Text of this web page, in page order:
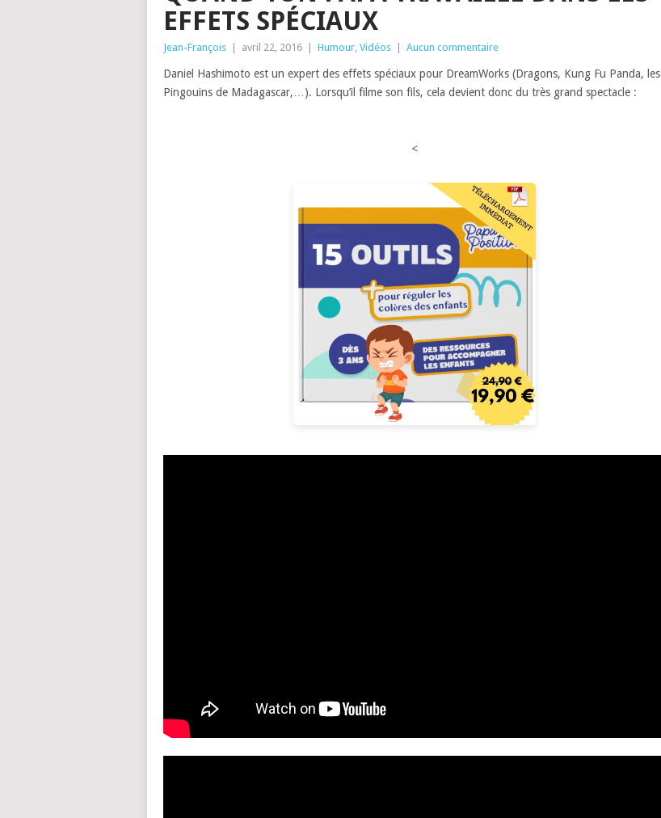
EFFETS SPÉCIAUX
Jean-François avril 22, 2016 Humour Vidéos Aucun commentaire
Daniel Hashimoto est un expert des effets spéciaux pour DreamWorks (Dragons, Kung Fu Panda, les
Pingouins de Madagascar,…). Lorsqu’il filme son fils, cela devient donc du très grand spectacle :
<